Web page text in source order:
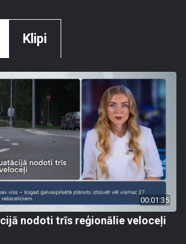
Klipi
00:01:35
nodoti trīs reģionālie veloceļi